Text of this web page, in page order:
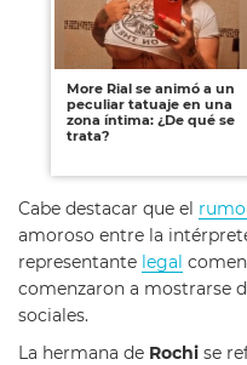
More Rial se animó a un
peculiar tatuaje en una
zona íntima: ¿De qué se
trata?
Cabe destacar que el
amoroso entre la
representante legal
comenzaron a mostrarse
sociales.
La hermana de Rochi se